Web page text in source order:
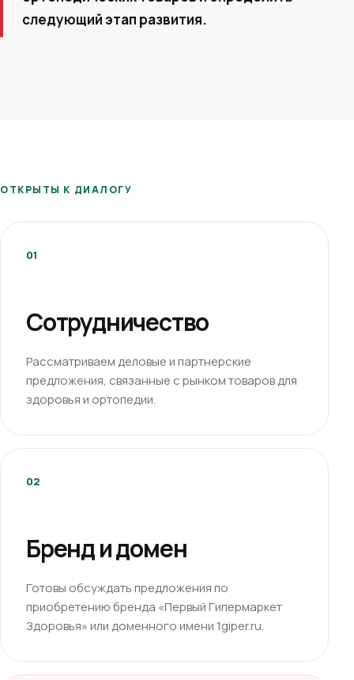
следующий этап развития.
ОТКРЫТЫ К ДИАЛОГУ
01
Сотрудничество
Рассматриваем деловые и партнерские
предложения, связанные с рынком товаров для
здоровья и ортопедии.
02
Бренд и домен
Готовы обсуждать предложения по
приобретению бренда «Первый Гипермаркет
Здоровья» или доменного имени 1giper.ru.